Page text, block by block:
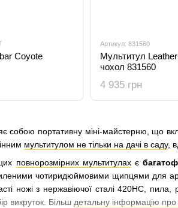
собою портативну міні-майстерню, що
мультитулом не тільки на дачі в саду,
повнорозмірних мультитулахє
чотиридюймовими щипцями для
ножі з нержавіючої сталі 420HC,
викруток. Більш детальну інформацію про
Coyote
Артикул: 831560
Мультитул
чохол 831560
4 935 грн